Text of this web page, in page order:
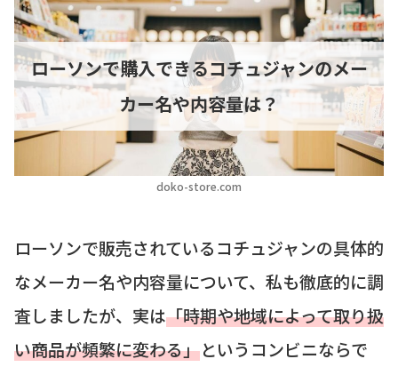
doko-store.com
ローソンで購入できるコチュジャンのメー
カー名や内容量は？
ローソンで販売されているコチュジャンの具体的
なメーカー名や内容量について、私も徹底的に調
査しましたが、実は「時期や地域によって取り扱
い商品が頻繁に変わる」というコンビニならで